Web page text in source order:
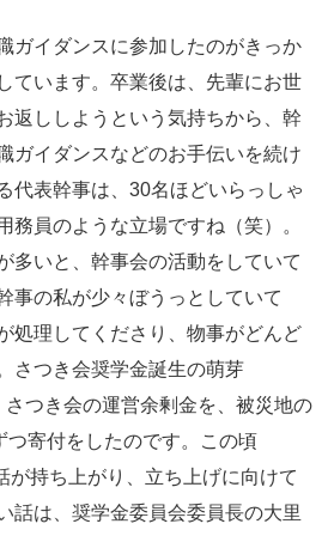
ガイダンスに参加したのがきっか
ています。卒業後は、先輩にお世
返ししようという気持ちから、幹
ガイダンスなどのお手伝いを続け
代表幹事は、30名ほどいらっしゃ
務員のような立場ですね（笑）。
多いと、幹事会の活動をしていて
事の私が少々ぼうっとしていて
処理してくださり、物事がどんど
さつき会奨学金誕生の萌芽
さつき会の運営余剰金を、被災地の
つ寄付をしたのです。この頃
が持ち上がり、立ち上げに向けて
話は、奨学金委員会委員長の大里